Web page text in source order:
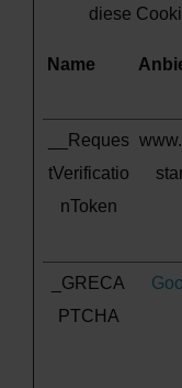
diese
Name
__Reques
tVerificatio
nToken
_GRECA
PTCHA